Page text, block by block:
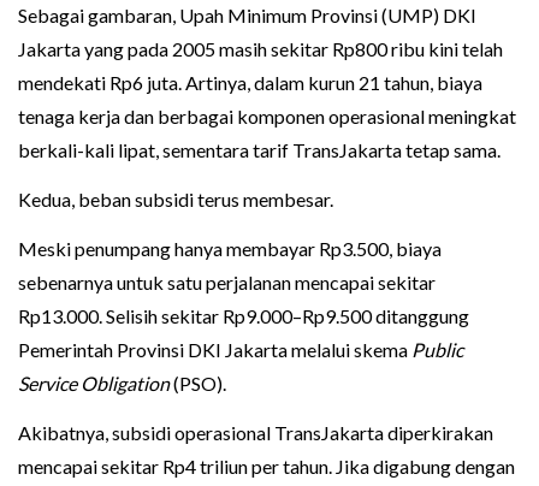
Sebagai gambaran, Upah Minimum Provinsi (UMP) DKI
Jakarta yang pada 2005 masih sekitar Rp800 ribu kini telah
mendekati Rp6 juta. Artinya, dalam kurun 21 tahun, biaya
tenaga kerja dan berbagai komponen operasional meningkat
berkali-kali lipat, sementara tarif TransJakarta tetap sama.
Kedua, beban subsidi terus membesar.
Meski penumpang hanya membayar Rp3.500, biaya
sebenarnya untuk satu perjalanan mencapai sekitar
Rp13.000. Selisih sekitar Rp9.000–Rp9.500 ditanggung
Pemerintah Provinsi DKI Jakarta melalui skema Public
Service Obligation(PSO).
Akibatnya, subsidi operasional TransJakarta diperkirakan
mencapai sekitar Rp4 triliun per tahun. Jika digabung dengan